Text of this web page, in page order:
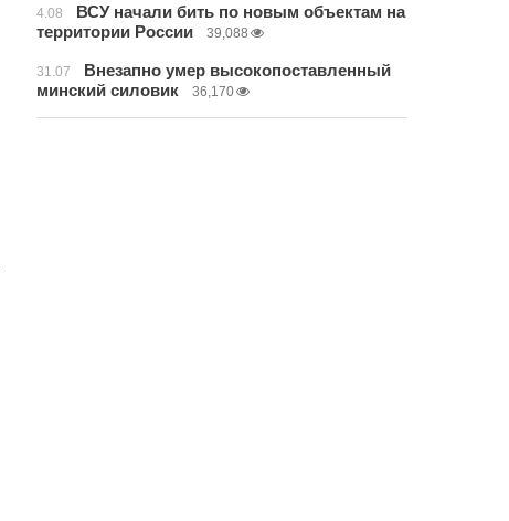
4.08
ВСУ начали бить по новым объектам на
территории России
39,088
31.07
Внезапно умер высокопоставленный
минский силовик
36,170